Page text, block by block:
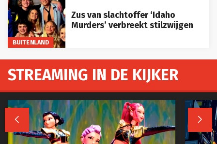
BUITENLAND
Zus van slachtoffer ‘Idaho
Murders’ verbreekt stilzwijgen
STREAMING IN DE KIJKER
 